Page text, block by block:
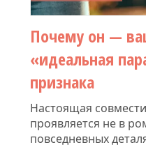
Почему он —
«идеальная
признака
Настоящая
проявляется не в
повседневных